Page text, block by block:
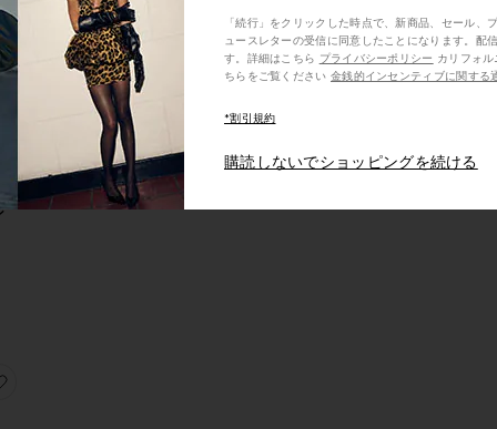
イフレンド
ボーイフレンド
お気に入りEASY DAD ボーイフレンド
ボーイフレンド
「続行」をクリックした時点で、新商品、セール、
ュースレターの受信に同意したことになります。配
す。詳細はこちら プライバシーポリシー
ちらをご覧ください 金銭的インセンティブに関する
*割引規約
購読しないでショッピングを続ける